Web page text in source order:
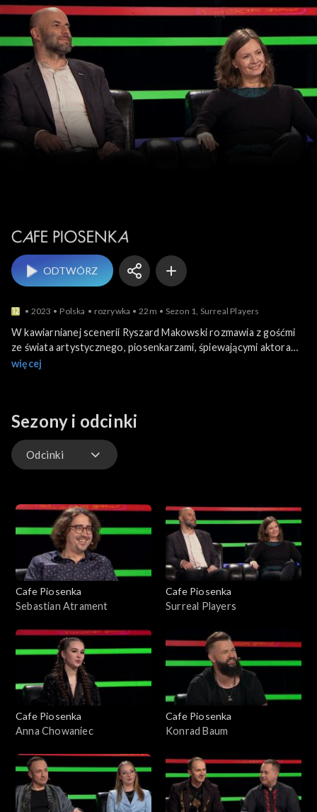
Cafe Piosenka
ODTWÓRZ
2023 Polska rozrywka 22m Sezon 1, Surreal Players
W kawiarnianej scenerii Ryszard Makowski rozmawia z gośćmi
ze świata artystycznego, piosenkarzami, śpiewającymi aktorami i
muzykami, a także prezentuje ich utwory.
więcej
Sezony i odcinki
Odcinki
Cafe Piosenka
Sebastian Atrament
Cafe Piosenka
Surreal Players
Cafe Piosenka
Anna Chowaniec
Cafe Piosenka
Konrad Baum